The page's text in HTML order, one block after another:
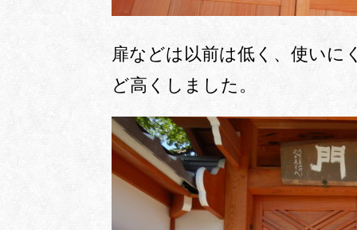
扉などは以前は低く、使いに
ど高くしました。